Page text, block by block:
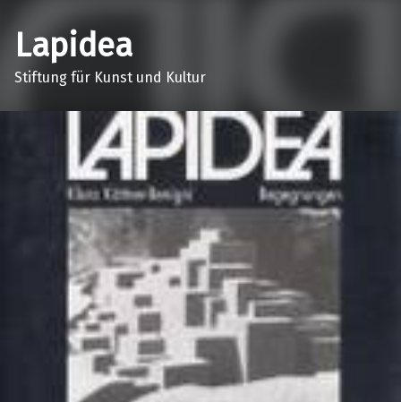
Lapidea
Stiftung für Kunst und Kultur